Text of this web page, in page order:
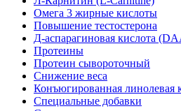
Омега 3 жирные кислоты
Повышение тестостерона
Д-аспарагиновая кислота
Протеины
Протеин сывороточный
Снижение веса
Конъюгированная линолевая
Специальные добавки